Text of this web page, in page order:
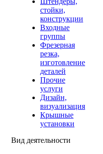
стойки,
конструкции
Входные
группы
Фрезерная
резка,
изготовление
деталей
Прочие
услуги
Дизайн,
визуализация
Крышные
установки
Вид деятельности